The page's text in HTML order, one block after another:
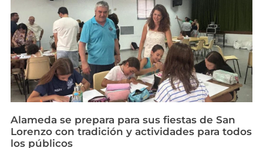
Alameda se prepara para sus fiestas de San
Lorenzo con tradición y actividades para todos
los públicos